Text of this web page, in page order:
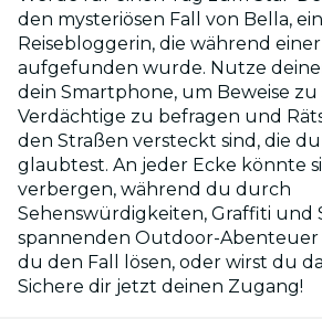
den mysteriösen Fall von Bella,
Reisebloggerin, die während
aufgefunden wurde. Nutze
dein Smartphone, um Beweise zu
Verdächtige zu befragen und
den Straßen versteckt sind, die
glaubtest. An jeder Ecke könnte
verbergen, während du durch
Sehenswürdigkeiten, Graffiti und
spannenden Outdoor-Abenteuer
du den Fall lösen, oder wirst du
Sichere dir jetzt deinen Zugang!